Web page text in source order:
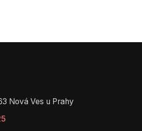
Nová Ves u Prahy